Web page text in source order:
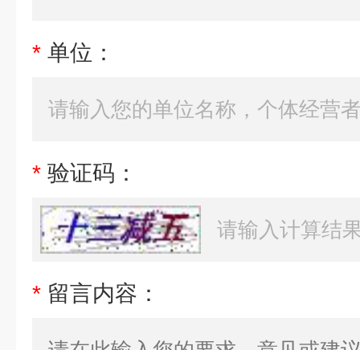
* 单位：
* 验证码：
* 留言内容：